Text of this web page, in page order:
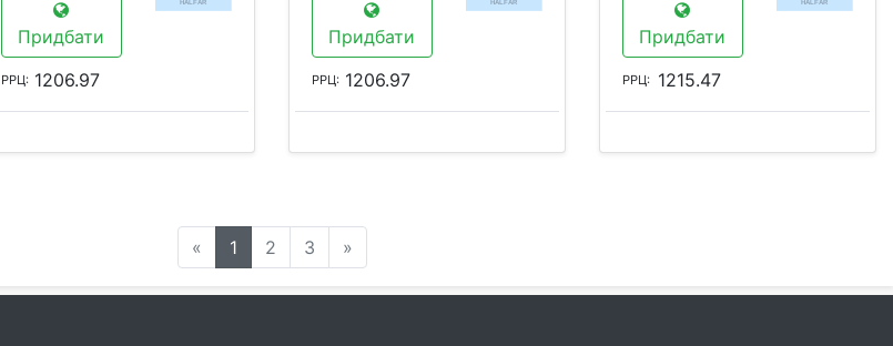
Придбати
РРЦ: 1206.97
Придбати
РРЦ: 1206.97
Придбати
РРЦ: 1215.47
« 1 2 3 »